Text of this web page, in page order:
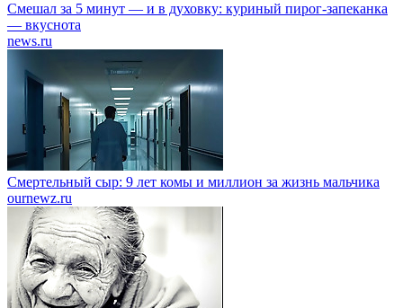
Смешал за 5 минут — и в духовку: куриный пирог-запеканка
— вкуснота
news.ru
Смертельный сыр: 9 лет комы и миллион за жизнь мальчика
ournewz.ru